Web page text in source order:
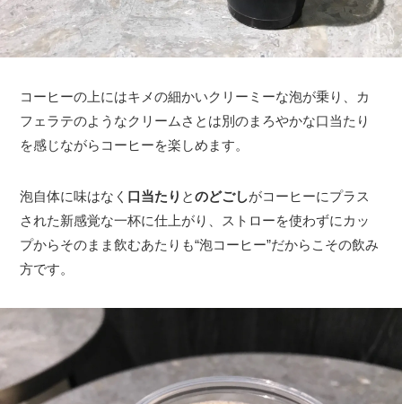
コーヒーの上にはキメの細かいクリーミーな泡が乗り、カ
フェラテのようなクリームさとは別のまろやかな口当たり
を感じながらコーヒーを楽しめます。
泡自体に味はなく 口当たり とのどごしがコーヒーにプラス
された新感覚な一杯に仕上がり、ストローを使わずにカッ
プからそのまま飲むあたりも“泡コーヒー”だからこその飲み
方です。